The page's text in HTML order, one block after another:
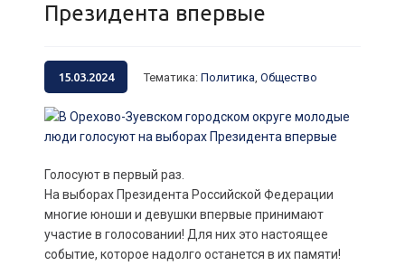
Президента впервые
15.03.2024 Тематика: Политика, Общество
Голосуют в первый раз.
На выборах Президента Российской Федерации
многие юноши и девушки впервые принимают
участие в голосовании! Для них это настоящее
событие, которое надолго останется в их памяти!